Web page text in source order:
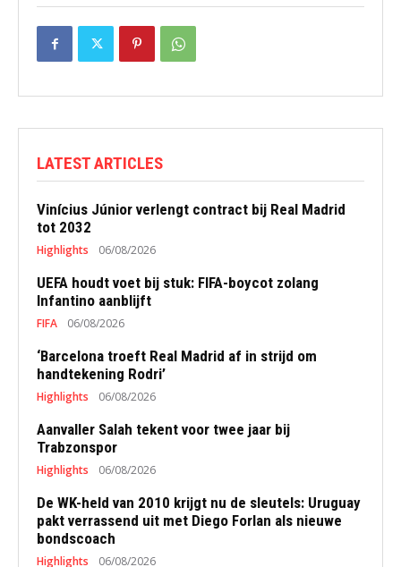
LATEST ARTICLES
Vinícius Júnior verlengt contract bij Real Madrid
tot 2032
Highlights 06/08/2026
UEFA houdt voet bij stuk: FIFA-boycot zolang
Infantino aanblijft
FIFA 06/08/2026
‘Barcelona troeft Real Madrid af in strijd om
handtekening Rodri’
Highlights 06/08/2026
Aanvaller Salah tekent voor twee jaar bij
Trabzonspor
Highlights 06/08/2026
De WK-held van 2010 krijgt nu de sleutels: Uruguay
pakt verrassend uit met Diego Forlan als nieuwe
bondscoach
Highlights 06/08/2026